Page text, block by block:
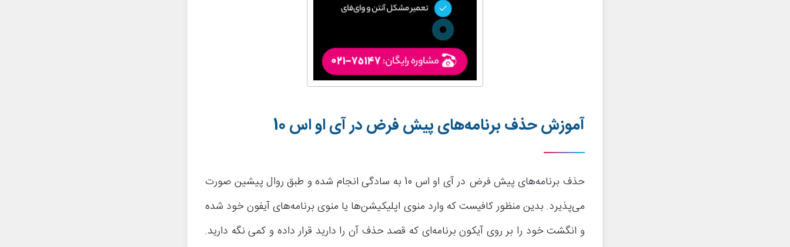
آموزش حذف برنامه‌های پیش فرض در آی او اس 10
حذف برنامه‌های پیش فرض در آی او اس 10 به سادگی انجام شده و طبق روال پیشین صورت
می‌پذیرد. بدین منظور کافیست که وارد منوی اپلیکیشن‌ها یا منوی برنامه‌های آیفون خود شده
و انگشت خود را بر روی آیکون برنامه‌ای که قصد حذف آن را دارید قرار داده و کمی نگه دارید.